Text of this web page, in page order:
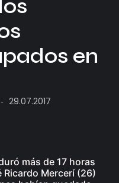
en
- 29.07.2017
más de 17 horas
Mercerí (26)